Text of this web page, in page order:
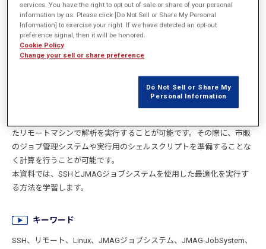
はじめに
近年はメニーコアのマシンが増えてきていることもあり、リモート接
続されたメニーコアマシンで最適化などの多ケース計算を行いたいと
たリモートマシンで解析を実行することが可能です。その際に、市販
のジョブ管理システムや実行用のシェルスクリプトを準備することな
く計算を行うことが可能です。
本資料では、SSHとJMAGジョブシステムを使用した最適化を実行す
る方法を学習します。
キーワード
SSH、リモート、Linux、JMAGジョブシステム、JMAG-JobSystem、
services. You have the right to opt out of sale or share of your personal
information by us. Please click [Do Not Sell or Share My Personal
Information] to exercise your right. If we have detected an opt-out
preference signal, then it will be honored.
Cookie Policy
Change your sell or share preference
Do Not Sell or Share My
Personal Information